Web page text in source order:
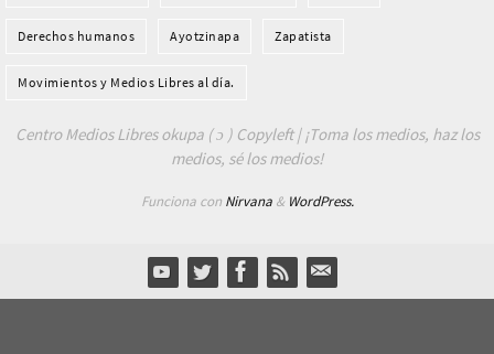
Derechos humanos Ayotzinapa Zapatista
Movimientos y Medios Libres al día.
Centro Medios Libres okupa ( ɔ ) Copyleft | ¡Toma los medios, haz los
medios, sé los medios!
Funciona con Nirvana& WordPress.